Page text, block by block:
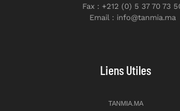
Fax : +212 (0) 5 37 70 73
Email : info@tanmia.ma
Liens Utiles
TANMIA.MA